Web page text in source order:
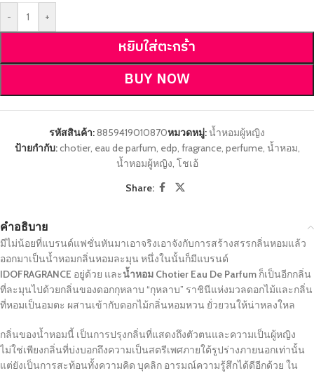
- +
หยิบใส่ตะกร้า
BUY NOW
รหัสสินค้า:8859419010870หมวดหมู่:น้ำหอมผู้หญิง
ป้ายกำกับ:chotier, eau de parfum, edp, fragrance, perfume, น้ำหอม,
น้ำหอมผู้หญิง, โชเอ้
Share:
คำอธิบาย
มีไม่น้อยที่แบรนด์แฟชั่นหันมาเอาจริงเอาจังกับการสร้างสรรกลิ่นหอมแล้ว
ออกมาเป็นน้ำหอมกลิ่นหอมละมุน หนึ่งในนั้นก็มีแบรนด์
IDOFRAGRANCE อยู่ด้วย และน้ำหอม Chotier Eau De Parfum ก็เป็นอีกกลิ่น
ที่ละมุนไปด้วยกลิ่นของดอกกุหลาบ “กุหลาบ” ราชินีแห่งมวลดอกไม้และกลิ่น
ที่หอมเป็นอมตะ ผสานเข้ากับดอกไม้กลิ่นหอมหวน ยั่วยวนให้น่าหลงใหล
กลิ่นของน้ำหอมนี้ เป็นการปรุงกลิ่นที่แสดงถึงตัวตนและความเป็นผู้หญิง
ไม่ใช่เพียงกลิ่นที่บ่งบอกถึงความเป็นสตรีเพศภายใต้รูปร่างภายนอกเท่านั้น
แต่ยังเป็นการสะท้อนทั้งความคิด บุคลิก อารมณ์ความรู้สึกได้ดีอีกด้วย ใน